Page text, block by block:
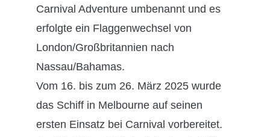
Carnival Adventure umbenannt und es
erfolgte ein Flaggenwechsel von
London/Großbritannien nach
Nassau/Bahamas.
Vom 16. bis zum 26. März 2025 wurde
das Schiff in Melbourne auf seinen
ersten Einsatz bei Carnival vorbereitet.